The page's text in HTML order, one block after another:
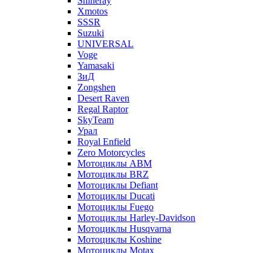
Xmotos
SSSR
Suzuki
UNIVERSAL
Voge
Yamasaki
ЗиД
Zongshen
Desert Raven
Regal Raptor
SkyTeam
Урал
Royal Enfield
Zero Motorcycles
Мотоциклы ABM
Мотоциклы BRZ
Мотоциклы Defiant
Мотоциклы Ducati
Мотоциклы Fuego
Мотоциклы Harley-Davidson
Мотоциклы Husqvarna
Мотоциклы Koshine
Мотоциклы Motax